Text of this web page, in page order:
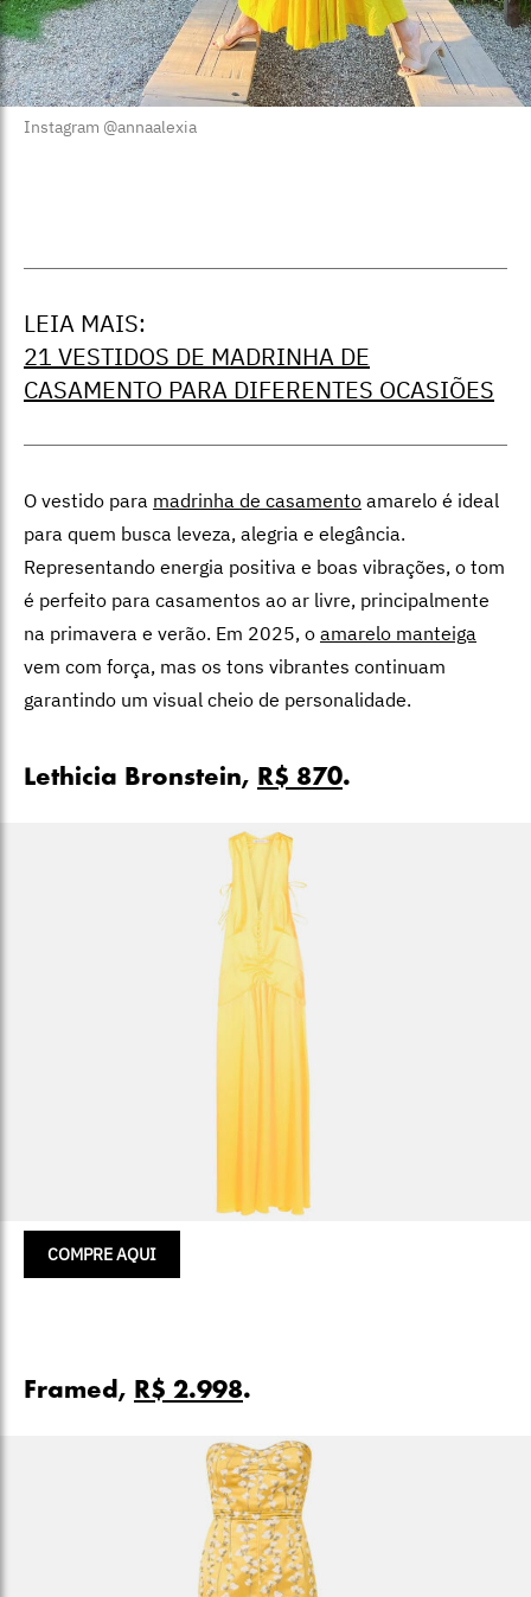
Instagram @annaalexia
LEIA MAIS:
21 VESTIDOS DE MADRINHA DE
CASAMENTO PARA DIFERENTES OCASIÕES
O vestido para madrinha de casamento amarelo é ideal
para quem busca leveza, alegria e elegância.
Representando energia positiva e boas vibrações, o tom
é perfeito para casamentos ao ar livre, principalmente
na primavera e verão. Em 2025, o amarelo manteiga
vem com força, mas os tons vibrantes continuam
garantindo um visual cheio de personalidade.
Lethicia Bronstein, R$ 870.
COMPRE AQUI
Framed, R$ 2.998.